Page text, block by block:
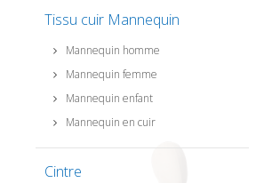
Tissu cuir Mannequin
Mannequin homme
Mannequin femme
Mannequin enfant
Mannequin en cuir
Cintre